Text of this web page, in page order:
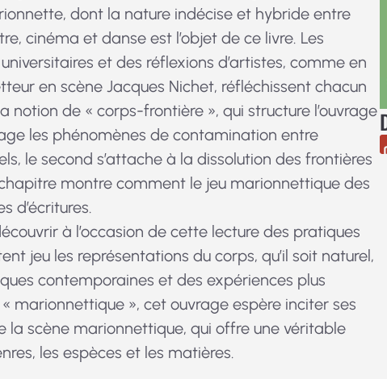
dont la nature indécise et hybride entre
cinéma et danse est l’objet de ce livre. Les
et des réflexions d’artistes, comme en
en scène Jacques Nichet, réfléchissent chacun
de « corps-frontière », qui structure l’ouvrage
les phénomènes de contamination entre
le second s’attache à la dissolution des frontières
montre comment le jeu marionnettique des
d’écritures.
à l’occasion de cette lecture des pratiques
jeu les représentations du corps, qu’il soit naturel,
contemporaines et des expériences plus
marionnettique », cet ouvrage espère inciter ses
la scène marionnettique, qui offre une véritable
les espèces et les matières.